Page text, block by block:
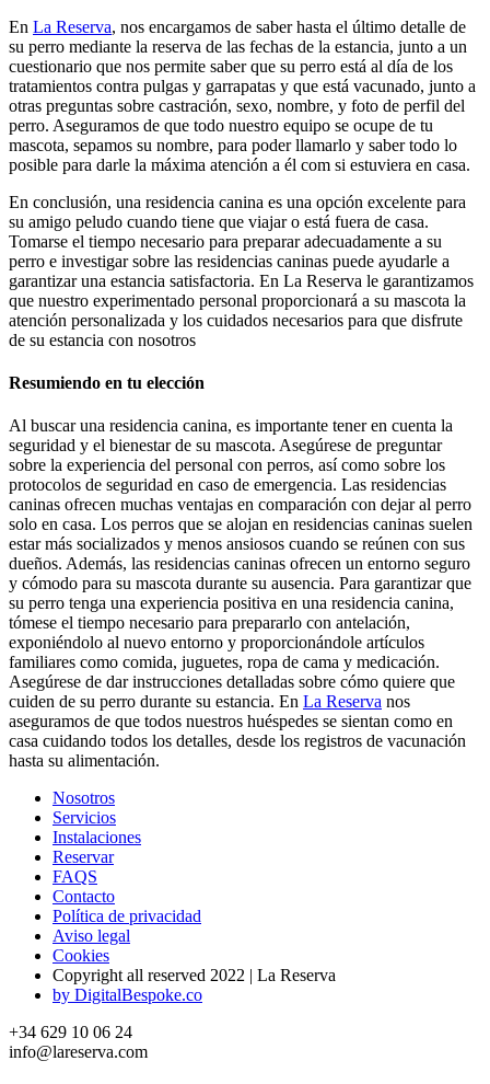
En La Reserva, nos encargamos de saber hasta el último detalle de
su perro mediante la reserva de las fechas de la estancia, junto a un
cuestionario que nos permite saber que su perro está al día de los
tratamientos contra pulgas y garrapatas y que está vacunado, junto a
otras preguntas sobre castración, sexo, nombre, y foto de perfil del
perro. Aseguramos de que todo nuestro equipo se ocupe de tu
mascota, sepamos su nombre, para poder llamarlo y saber todo lo
posible para darle la máxima atención a él com si estuviera en casa.
En conclusión, una residencia canina es una opción excelente para
su amigo peludo cuando tiene que viajar o está fuera de casa.
Tomarse el tiempo necesario para preparar adecuadamente a su
perro e investigar sobre las residencias caninas puede ayudarle a
garantizar una estancia satisfactoria. En La Reserva le garantizamos
que nuestro experimentado personal proporcionará a su mascota la
atención personalizada y los cuidados necesarios para que disfrute
de su estancia con nosotros
Resumiendo en tu elección
Al buscar una residencia canina, es importante tener en cuenta la
seguridad y el bienestar de su mascota. Asegúrese de preguntar
sobre la experiencia del personal con perros, así como sobre los
protocolos de seguridad en caso de emergencia. Las residencias
caninas ofrecen muchas ventajas en comparación con dejar al perro
solo en casa. Los perros que se alojan en residencias caninas suelen
estar más socializados y menos ansiosos cuando se reúnen con sus
dueños. Además, las residencias caninas ofrecen un entorno seguro
y cómodo para su mascota durante su ausencia. Para garantizar que
su perro tenga una experiencia positiva en una residencia canina,
tómese el tiempo necesario para prepararlo con antelación,
exponiéndolo al nuevo entorno y proporcionándole artículos
familiares como comida, juguetes, ropa de cama y medicación.
Asegúrese de dar instrucciones detalladas sobre cómo quiere que
cuiden de su perro durante su estancia. En La Reserva nos
aseguramos de que todos nuestros huéspedes se sientan como en
casa cuidando todos los detalles, desde los registros de vacunación
hasta su alimentación.
Nosotros
Servicios
Instalaciones
Reservar
FAQS
Contacto
Política de privacidad
Aviso legal
Cookies
Copyright all reserved 2022 | La Reserva
by DigitalBespoke.co
+34 629 10 06 24
info@lareserva.com